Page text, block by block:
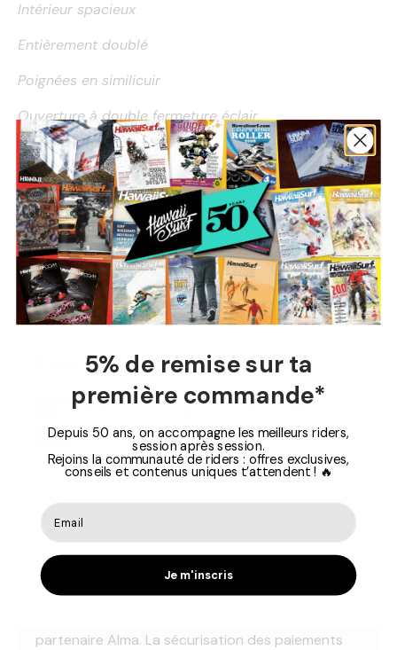
Intérieur spacieux
Entièrement doublé
Poignées en similicuir
Ouverture à double fermeture éclair
Poche intérieur
Résistant à l'eau
Dimensions:35cm x 55cm x 19cm
Capacité:35 L
Retrouvez le meilleur de Mi-Pac sur HawaiiSurf !
Paiement Sécurisé
Vos informations de paiement sont traitées en
de votre carte de crédit et n'avons pas accès aux
informations de votre carte de crédit.
partenaire Alma. La sécurisation des paiements
5% de remise sur ta
première commande*
Depuis 50 ans, on accompagne les meilleurs riders,
session après session.
Rejoins la communauté de riders : offres exclusives,
conseils et contenus uniques t’attendent ! 🔥
Je m'inscris